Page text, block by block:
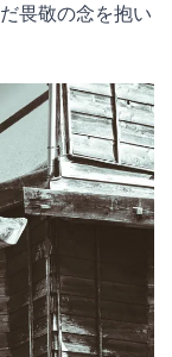
畏敬の念を抱い